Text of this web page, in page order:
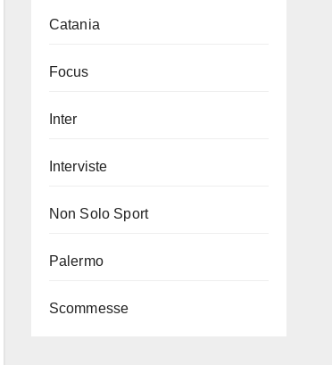
Catania
Focus
Inter
Interviste
Non Solo Sport
Palermo
Scommesse